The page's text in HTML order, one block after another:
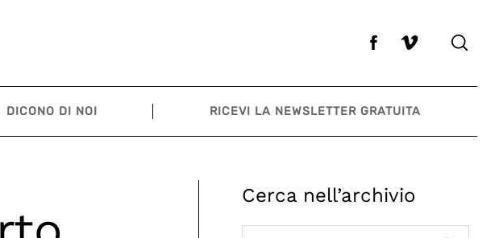
DICONO DI NOI RICEVI LA NEWSLETTER GRATUITA
Cerca nell’archivio
Search